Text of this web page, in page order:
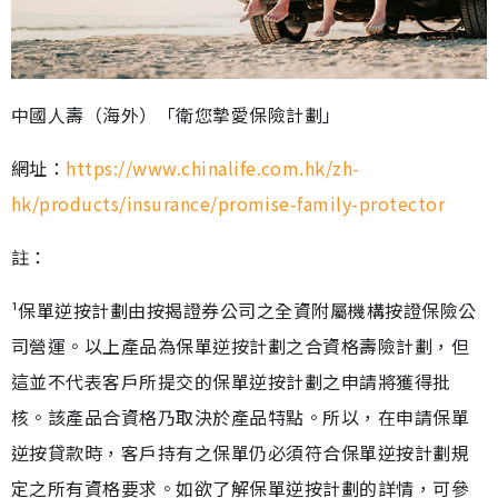
中國人壽（海外）「衛您摯愛保險計劃」
網址： https://www.chinalife.com.hk/zh-
hk/products/insurance/promise-family-protector
註：
¹保單逆按計劃由按揭證券公司之全資附屬機構按證保險公
司營運。以上產品為保單逆按計劃之合資格壽險計劃，但
這並不代表客戶所提交的保單逆按計劃之申請將獲得批
核。該產品合資格乃取決於產品特點。所以，在申請保單
逆按貸款時，客戶持有之保單仍必須符合保單逆按計劃規
定之所有資格要求。如欲了解保單逆按計劃的詳情，可參